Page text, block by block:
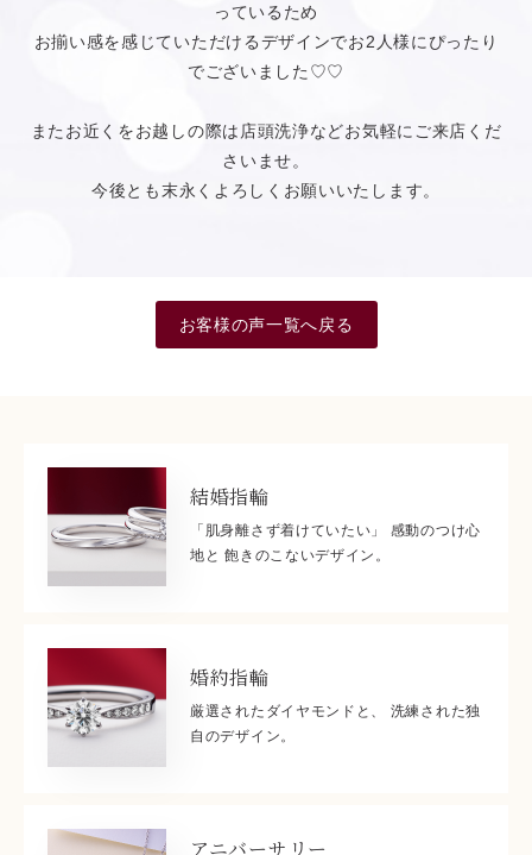
っているため
お揃い感を感じていただけるデザインでお2人様にぴったり
でございました♡♡
またお近くをお越しの際は店頭洗浄などお気軽にご来店くだ
さいませ。
今後とも末永くよろしくお願いいたします。
お客様の声一覧へ戻る
結婚指輪
「肌身離さず着けていたい」 感動のつけ心
地と 飽きのこないデザイン。
婚約指輪
厳選されたダイヤモンドと、 洗練された独
自のデザイン。
アニバーサリー